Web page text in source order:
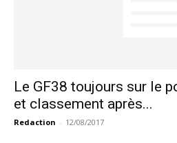
Le GF38 toujours sur le
et classement après...
Redaction - 12/08/2017